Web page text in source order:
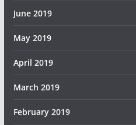
June 2019
May 2019
April 2019
March 2019
February 2019